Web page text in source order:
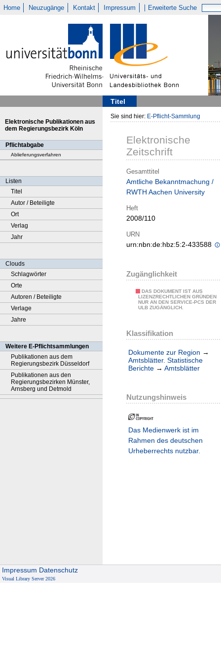
Home Neuzugänge Kontakt Impressum Erweiterte Suche
Titel
Elektronische Publikationen aus
dem Regierungsbezirk Köln
Pflichtabgabe
Ablieferungsverfahren
Listen
Titel
Autor / Beteiligte
Ort
Verlag
Jahr
Clouds
Schlagwörter
Orte
Autoren / Beteiligte
Verlage
Jahre
Weitere E-Pflichtsammlungen
Publikationen aus dem
Regierungsbezirk Düsseldorf
Publikationen aus den
Regierungsbezirken Münster,
Arnsberg und Detmold
Sie sind hier: E-Pflicht-Sammlung
Elektronische
Zeitschrift
Gesamttitel
Amtliche Bekanntmachung /
RWTH Aachen University
Heft
2008/110
URN
urn:nbn:de:hbz:5:2-433588
Zugänglichkeit
DAS DOKUMENT IST AUS
LIZENZRECHTLICHEN GRÜNDEN
NUR AN DEN SERVICE-PCS DER
ULB ZUGÄNGLICH.
Klassifikation
Dokumente zur Region →
Amtsblätter. Statistische
Berichte → Amtsblätter
Nutzungshinweis
Das Medienwerk ist im
Rahmen des deutschen
Urheberrechts nutzbar.
Impressum Datenschutz
Visual Library Server 2026